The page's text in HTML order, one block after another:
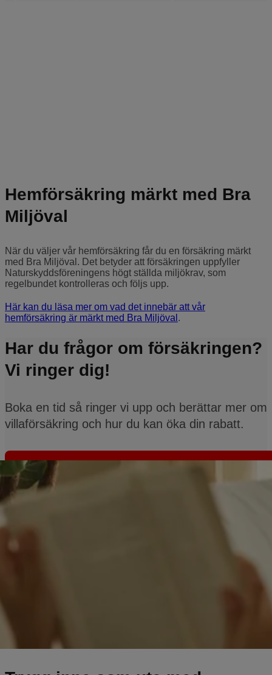
Hemförsäkring märkt med Bra
Miljöval
När du väljer vår hemförsäkring får du en försäkring märkt
med Bra Miljöval. Det betyder att försäkringen uppfyller
Naturskyddsföreningens högt ställda miljökrav, som
regelbundet kontrolleras och följs upp.
Här kan du läsa mer om vad det innebär att vår
hemförsäkring är märkt med Bra Miljöval .
Har du frågor om försäkringen?
Vi ringer dig!
Boka en tid så ringer vi upp och berättar mer om
villaförsäkring och hur du kan öka din rabatt.